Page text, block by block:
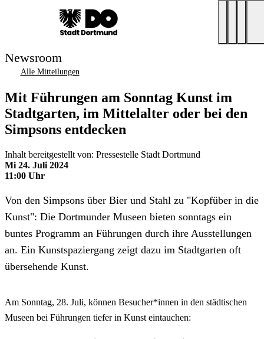
Newsroom
Alle Mitteilungen
Mit Führungen am Sonntag Kunst im
Stadtgarten, im Mittelalter oder bei den
Simpsons entdecken
Inhalt bereitgestellt von: Pressestelle Stadt Dortmund
Mi 24. Juli 2024
11:00 Uhr
Von den Simpsons über Bier und Stahl zu "Kopfüber in die
Kunst": Die Dortmunder Museen bieten sonntags ein
buntes Programm an Führungen durch ihre Ausstellungen
an. Ein Kunstspaziergang zeigt dazu im Stadtgarten oft
übersehende Kunst.
Am Sonntag, 28. Juli, können Besucher*innen in den städtischen
Museen bei Führungen tiefer in Kunst eintauchen: